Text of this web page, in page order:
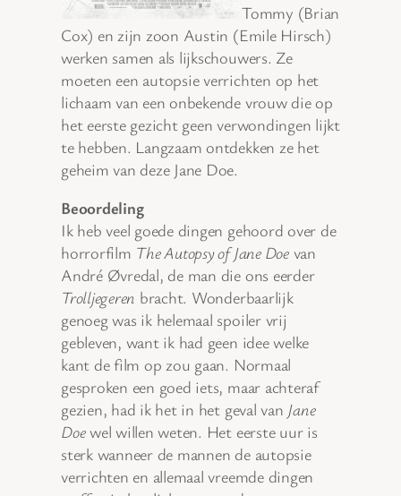
Tommy (Brian
Cox) en zijn zoon Austin (Emile Hirsch)
werken samen als lijkschouwers. Ze
moeten een autopsie verrichten op het
lichaam van een onbekende vrouw die op
het eerste gezicht geen verwondingen lijkt
te hebben. Langzaam ontdekken ze het
geheim van deze Jane Doe.
Beoordeling
Ik heb veel goede dingen gehoord over de
horrorfilm The Autopsy of Jane Doevan
André Øvredal, de man die ons eerder
Trolljegeren bracht. Wonderbaarlijk
genoeg was ik helemaal spoiler vrij
gebleven, want ik had geen idee welke
kant de film op zou gaan. Normaal
gesproken een goed iets, maar achteraf
gezien, had ik het in het geval van Jane
Doewel willen weten. Het eerste uur is
sterk wanneer de mannen de autopsie
verrichten en allemaal vreemde dingen